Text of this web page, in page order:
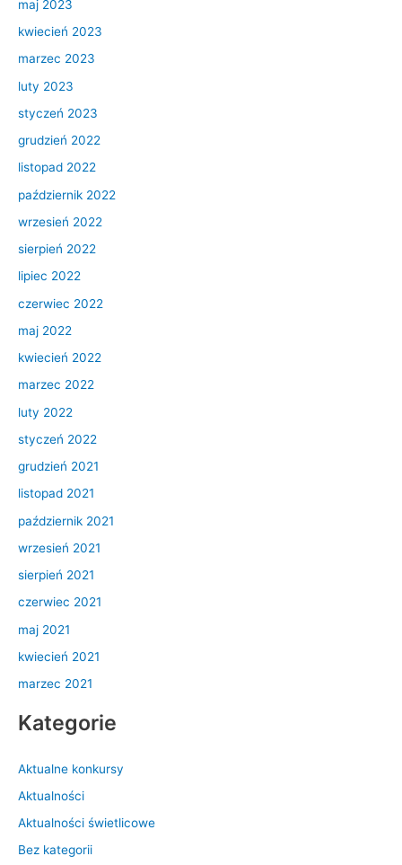
maj 2023
kwiecień 2023
marzec 2023
luty 2023
styczeń 2023
grudzień 2022
listopad 2022
październik 2022
wrzesień 2022
sierpień 2022
lipiec 2022
czerwiec 2022
maj 2022
kwiecień 2022
marzec 2022
luty 2022
styczeń 2022
grudzień 2021
listopad 2021
październik 2021
wrzesień 2021
sierpień 2021
czerwiec 2021
maj 2021
kwiecień 2021
marzec 2021
Kategorie
Aktualne konkursy
Aktualności
Aktualności świetlicowe
Bez kategorii